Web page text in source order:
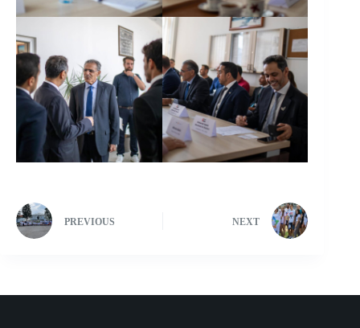
PREVIOUS NEXT